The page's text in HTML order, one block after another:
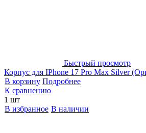
Быстрый просмотр
Корпус для IPhone 17 Pro Max Silver
В корзину Подробнее
К сравнению
1 шт
В избранное В наличии